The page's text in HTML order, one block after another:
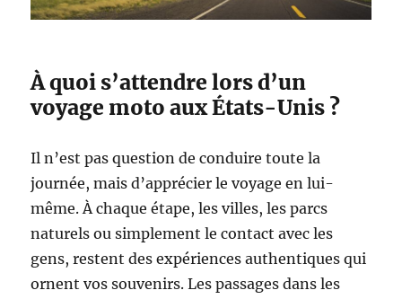
À quoi s’attendre lors d’un
voyage moto aux États-Unis ?
Il n’est pas question de conduire toute la
journée, mais d’apprécier le voyage en lui-
même. À chaque étape, les villes, les parcs
naturels ou simplement le contact avec les
gens, restent des expériences authentiques qui
ornent vos souvenirs. Les passages dans les